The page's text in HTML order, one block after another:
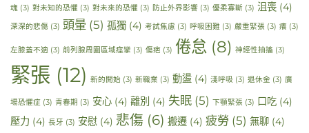
魂 (3) 對未知的恐懼 (3) 對未來的恐懼 (3) 防止外界影響 (3) 優柔寡斷 (3) 沮喪 (4)
深深的悲傷 (3) 頭暈 (5) 孤獨 (4) 考試焦慮 (3) 呼吸困難 (3) 嚴重緊張 (3) 癢 (3)
左膝蓋不適 (3) 前列腺周圍區域痙攣 (3) 傷疤 (3) 倦怠 (8) 神經性抽搐 (3)
緊張 (12) 新的開始 (3) 新職業 (3) 動盪 (4) 淺呼吸 (3) 退休金 (3) 廣
場恐懼症 (3) 青春期 (3) 安心 (4) 離別 (4) 失眠 (5) 下顎緊張 (3) 口吃 (4)
壓力 (4) 長牙 (3) 安慰 (4) 悲傷 (6) 搬遷 (4) 疲勞 (5) 無聊 (4)